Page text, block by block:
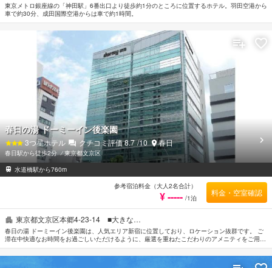
東京メトロ銀座線の「神田駅」6番出口より徒歩約1分のところに位置するホテル。羽田空港から
車で約30分、成田国際空港からは車で約1時間。
東京都文京区本郷4-23-14 ■大きな…
春日の湯 ドーミーイン後楽園は、人気エリア新宿に位置しており、ロケーション抜群です。 ご
滞在中快適なお時間をお過ごしいただけるように、厳選を重ねたこだわりのアメニティをご用意
しております。 館内には全室Wi-Fi無料, 車椅子OK, 24時間対応フロントデスク, 荷物預かり所,
Wi-Fi（共有エリア内）などの設備・サービスをご用意しています。 全てのお部屋には落ち着い
た内装が施されており、心地良い空間となっています。また、ルームタイプにより薄型TV, リネ
春日の湯 ドーミーイン後楽園
3つ星ホテル クチコミ評価8.7 /10 春日
春日駅から徒歩2分 ⁄東京都文京区
水道橋駅から760m
参考宿泊料金（大人2名合計）
¥ ----- /1泊
料金・空室確認